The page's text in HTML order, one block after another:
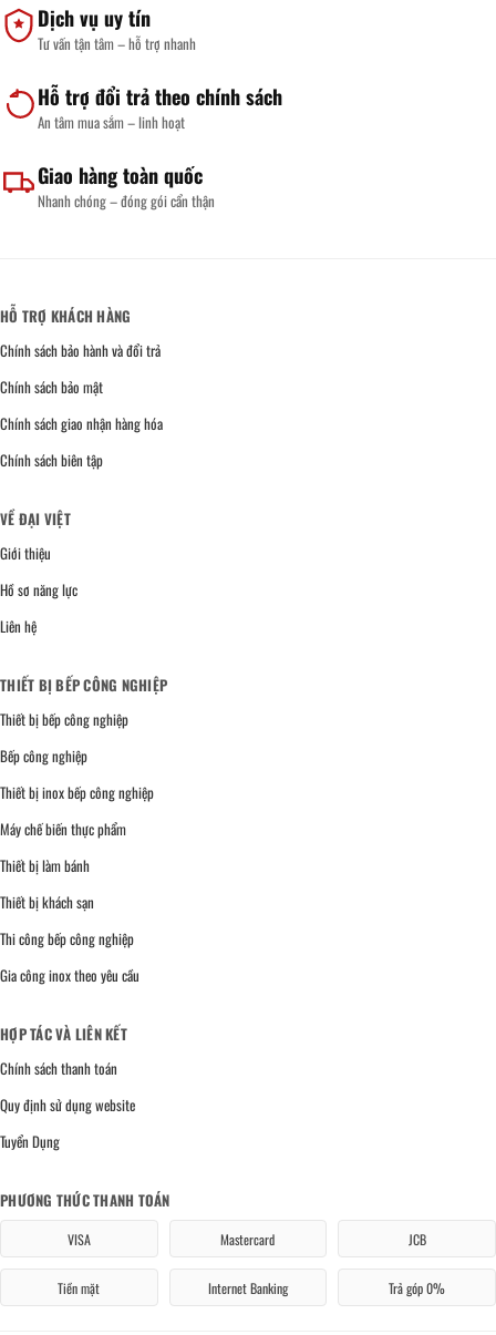
Dịch vụ uy tín
Tư vấn tận tâm – hỗ trợ nhanh
Hỗ trợ đổi trả theo chính sách
An tâm mua sắm – linh hoạt
Giao hàng toàn quốc
Nhanh chóng – đóng gói cẩn thận
HỖ TRỢ KHÁCH HÀNG
Chính sách bảo hành và đổi trả
Chính sách bảo mật
Chính sách giao nhận hàng hóa
Chính sách biên tập
VỀ ĐẠI VIỆT
Giới thiệu
Hồ sơ năng lực
Liên hệ
THIẾT BỊ BẾP CÔNG NGHIỆP
Thiết bị bếp công nghiệp
Bếp công nghiệp
Thiết bị inox bếp công nghiệp
Máy chế biến thực phẩm
Thiết bị làm bánh
Thiết bị khách sạn
Thi công bếp công nghiệp
Gia công inox theo yêu cầu
HỢP TÁC VÀ LIÊN KẾT
Chính sách thanh toán
Quy định sử dụng website
Tuyển Dụng
PHƯƠNG THỨC THANH TOÁN
VISA Mastercard JCB
Tiền mặt Internet Banking Trả góp 0%